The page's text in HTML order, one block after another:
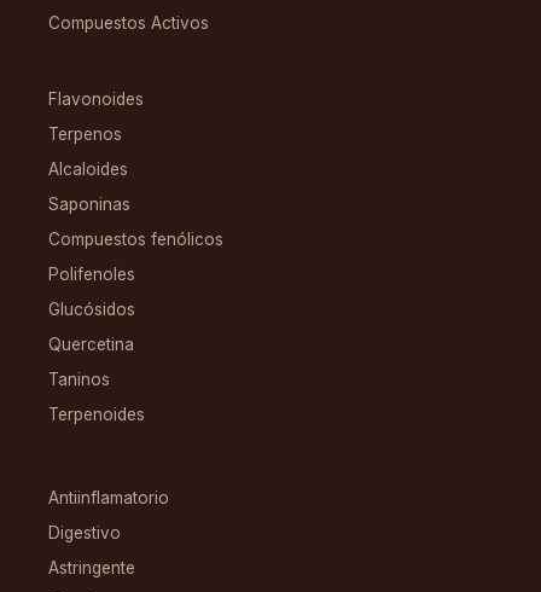
Compuestos Activos
Flavonoides
Terpenos
Alcaloides
Saponinas
Compuestos fenólicos
Polifenoles
Glucósidos
Quercetina
Taninos
Terpenoides
Antiinflamatorio
Digestivo
Astringente